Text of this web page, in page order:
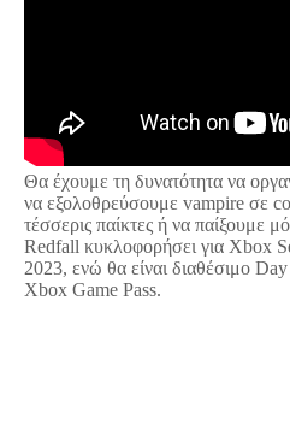
Θα έχουμε τη δυνατότητα να
να εξολοθρεύσουμε vampire σε
τέσσερις παίκτες ή να παίξουμε
Redfall κυκλοφορήσει για Xbox
2023, ενώ θα είναι διαθέσιμο
Xbox Game Pass.